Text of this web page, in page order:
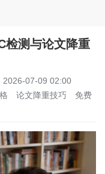
检测与论文降重
2026-07-09 02:00
论文降重技巧
免费